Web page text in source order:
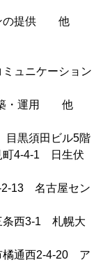
の提供 他
ュニケーション
築・運用 他
黒須田ビル5階
町4-4-1 日生伏
13 名古屋セン
条西3-1 札幌大
橘通西2-4-20 ア